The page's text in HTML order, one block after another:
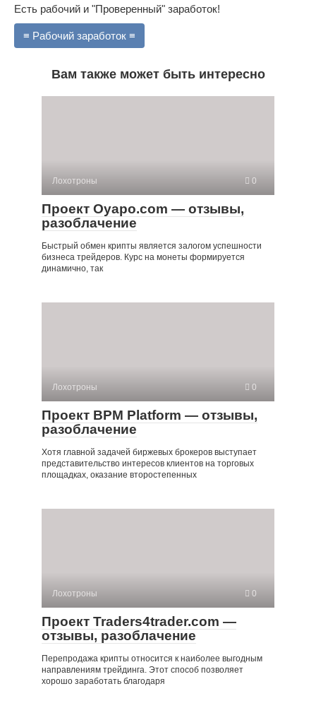
Есть рабочий и "Проверенный" заработок!
≡ Рабочий заработок ≡
Вам также может быть интересно
Лохотроны 0
Проект Oyapo.com — отзывы,
разоблачение
Быстрый обмен крипты является залогом успешности
бизнеса трейдеров. Курс на монеты формируется
динамично, так
Лохотроны 0
Проект BPM Platform — отзывы,
разоблачение
Хотя главной задачей биржевых брокеров выступает
представительство интересов клиентов на торговых
площадках, оказание второстепенных
Лохотроны 0
Проект Traders4trader.com —
отзывы, разоблачение
Перепродажа крипты относится к наиболее выгодным
направлениям трейдинга. Этот способ позволяет
хорошо заработать благодаря